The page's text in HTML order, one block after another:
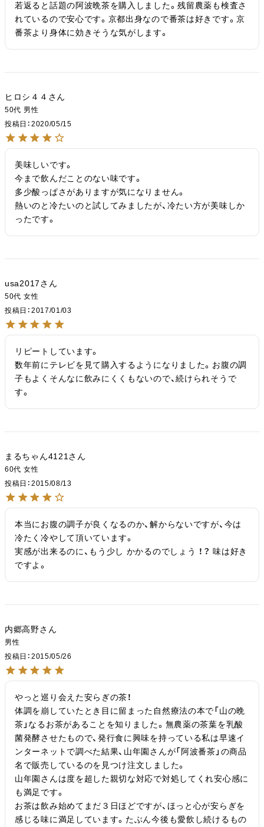
若返ると話題の阿波晩茶を購入しました。残留農薬も検査さ
れているので安心です。京都出身なので番茶は好きです。京
番茶より身体に効きそうな気がします。
ヒロシ４４
50代 男性
投稿日
2020/05/15
美味しいです。
今まで飲んだことのない味です。
多少酸っぱさがありますが気になりません。
熱いのと冷たいのと試してみましたが、冷たい方が美味しか
ったです。
usa2017
50代 女性
投稿日
2017/01/03
リピートしています。
数年前にテレビを見て購入するようになりました。お腹の調
子もよくそんなに飲みにくくもないので、続けられそうで
す。
まるちゃん4121
60代 女性
投稿日
2015/08/13
本当にお腹の調子が良くなるのか、解からないですが、今は
冷たく冷やして頂いています。
実感が出来るのに、もう少し かかるのでしょう ！？ 味は好き
ですよ。
内郷高野
男性
投稿日
2015/05/26
やっと巡り会えた安らぎの茶！
体調を崩していたとき目に留まった自然療法の本で「山の晩
茶」なるお茶があることを知りました。無農薬の茶葉を乳酸
菌発酵させたもので、発行食に興味を持っている私は早速イ
ンターネットで調べた結果、山年園さんが「阿波番茶」の商品
名で販売しているのを見つけ注文しました。
山年園さんは度を超した親切な対応で対処してくれ安心感に
も満足です。
お茶は飲み始めてまだ３日ほどですが、ほっと心が安らぎを
感じる味に満足しています。たぶん今後も愛飲し続けるもの